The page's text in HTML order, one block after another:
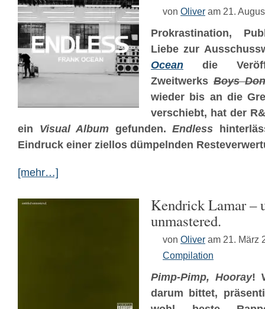
von Oliver am 21.
Prokrastination,
Liebe zur
Ocean die
ZweitwerksBoys
wieder bis an die
verschiebt, hat der
ein Visual Album gefunden. Endless
Eindruck einer ziellos dümpelnden
[mehr…]
Kendrick Lamar –
unmastered.
von Oliver am 21. März
Compilation
Pimp-Pimp, Hooray!
darum bittet,